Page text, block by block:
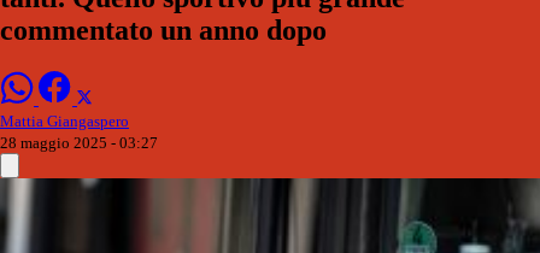
commentato un anno dopo
Mattia Giangaspero
28 maggio 2025 - 03:27